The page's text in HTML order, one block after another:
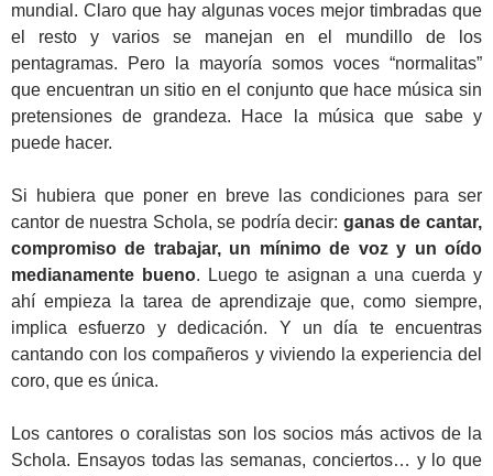
mundial. Claro que hay algunas voces mejor timbradas que
el resto y varios se manejan en el mundillo de los
pentagramas. Pero la mayoría somos voces “normalitas”
que encuentran un sitio en el conjunto que hace música sin
pretensiones de grandeza. Hace la música que sabe y
puede hacer.
Si hubiera que poner en breve las condiciones para ser
cantor de nuestra Schola, se podría decir: ganas de cantar,
compromiso de trabajar, un mínimo de voz y un oído
medianamente bueno. Luego te asignan a una cuerda y
ahí empieza la tarea de aprendizaje que, como siempre,
implica esfuerzo y dedicación. Y un día te encuentras
cantando con los compañeros y viviendo la experiencia del
coro, que es única.
Los cantores o coralistas son los socios más activos de la
Schola. Ensayos todas las semanas, conciertos… y lo que